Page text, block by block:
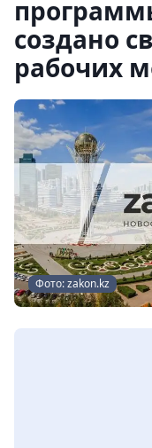
создано
рабочих
Фото: zakon.kz